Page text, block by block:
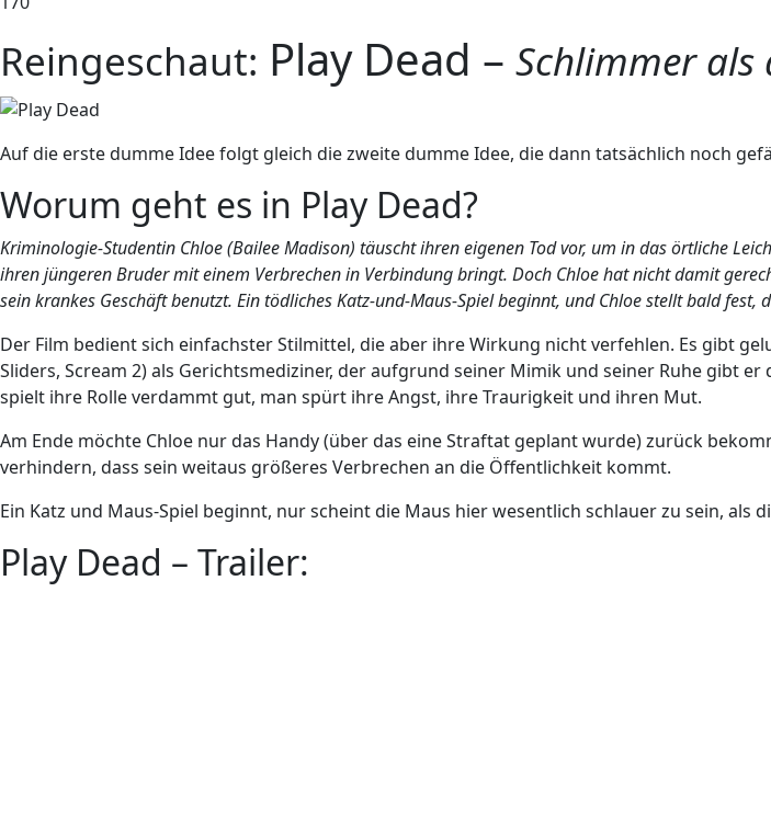
Reingeschaut: Play Dead – Schlimmer als
Auf die erste dumme Idee folgt gleich die zweite dumme Idee, die dann tatsächlich noch
Worum geht es in Play Dead?
Kriminologie-Studentin Chloe (Bailee Madison) täuscht ihren eigenen Tod vor, um in das örtliche
ihren jüngeren Bruder mit einem Verbrechen in Verbindung bringt. Doch Chloe hat nicht damit
sein krankes Geschäft benutzt. Ein tödliches Katz-und-Maus-Spiel beginnt, und Chloe stellt bald
Der Film bedient sich einfachster Stilmittel, die aber ihre Wirkung nicht verfehlen. Es gibt
Sliders, Scream 2) als Gerichtsmediziner, der aufgrund seiner Mimik und seiner Ruhe gibt
spielt ihre Rolle verdammt gut, man spürt ihre Angst, ihre Traurigkeit und ihren Mut.
Am Ende möchte Chloe nur das Handy (über das eine Straftat geplant wurde) zurück
verhindern, dass sein weitaus größeres Verbrechen an die Öffentlichkeit kommt.
Ein Katz und Maus-Spiel beginnt, nur scheint die Maus hier wesentlich schlauer zu sein, als
Play Dead – Trailer: